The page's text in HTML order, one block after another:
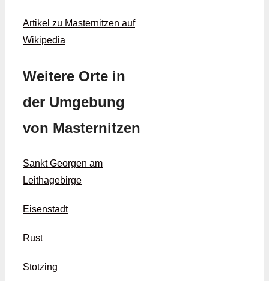
Artikel zu Masternitzen auf
Wikipedia
Weitere Orte in
der Umgebung
von Masternitzen
Sankt Georgen am
Leithagebirge
Eisenstadt
Rust
Stotzing